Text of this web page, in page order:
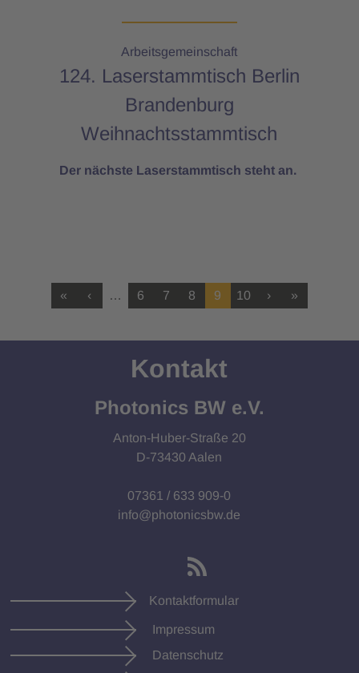
Arbeitsgemeinschaft
124. Laserstammtisch Berlin
Brandenburg
Weihnachtsstammtisch
Der nächste Laserstammtisch steht an.
« ‹ … 6 7 8 9 10 › »
Kontakt
Photonics BW e.V.
Anton-Huber-Straße 20
D-73430 Aalen
07361 / 633 909-0
info@photonicsbw.de
Kontaktformular
Impressum
Datenschutz